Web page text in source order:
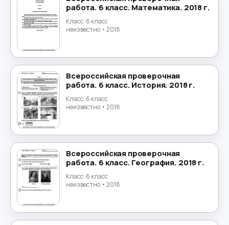
работа. 6 класс. Математика. 2018 г.
Класс: 6 класс
неизвестно • 2018
Всероссийская проверочная
работа. 6 класс. История. 2018 г.
Класс: 6 класс
неизвестно • 2018
Всероссийская проверочная
работа. 6 класс. География. 2018 г.
Класс: 6 класс
неизвестно • 2018